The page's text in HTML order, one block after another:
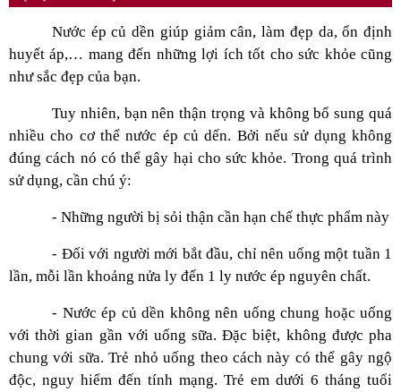
Nước ép củ dền giúp giảm cân, làm đẹp da, ổn định
huyết áp,… mang đến những lợi ích tốt cho sức khỏe cũng
như sắc đẹp của bạn.
Tuy nhiên, bạn nên thận trọng và không bổ sung quá
nhiều cho cơ thể nước ép củ dến. Bởi nếu sử dụng không
đúng cách nó có thể gây hại cho sức khỏe. Trong quá trình
sử dụng, cần chú ý:
- Những người bị sỏi thận cần hạn chế thực phẩm này
- Đối với người mới bắt đầu, chỉ nên uống một tuần 1
lần, mỗi lần khoảng nửa ly đến 1 ly nước ép nguyên chất.
- Nước ép củ dền không nên uống chung hoặc uống
với thời gian gần với uống sữa. Đặc biệt, không được pha
chung với sữa. Trẻ nhỏ uống theo cách này có thể gây ngộ
độc, nguy hiểm đến tính mạng. Trẻ em dưới 6 tháng tuổi